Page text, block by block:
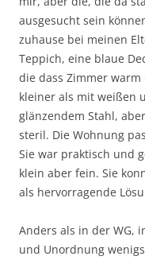
ausgesucht sein
zuhause bei meinen
Teppich, eine blaue
die dass Zimmer
kleiner als mit weißen
glänzendem Stahl,
steril. Die Wohnung
Sie war praktisch und
klein aber fein. Sie
als hervorragende
Anders als in der WG,
und Unordnung